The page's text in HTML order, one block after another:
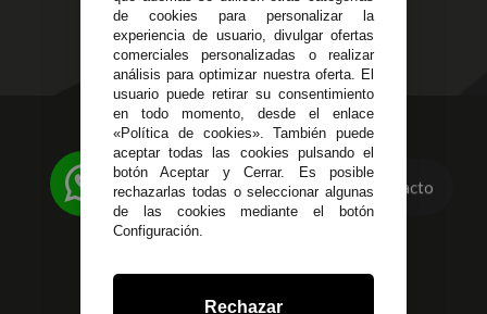
Condiciones Generales
Políticas de Cookies
623 23 31 98
Atendemos Whatsapp
955 44 45 43/955 44 45 44
Contacto
de cookies para personalizar la
experiencia de usuario, divulgar ofertas
comerciales personalizadas o realizar
análisis para optimizar nuestra oferta. El
usuario puede retirar su consentimiento
en todo momento, desde el enlace
«Política de cookies». También puede
aceptar todas las cookies pulsando el
botón Aceptar y Cerrar. Es posible
rechazarlas todas o seleccionar algunas
de las cookies mediante el botón
Configuración.
Rechazar